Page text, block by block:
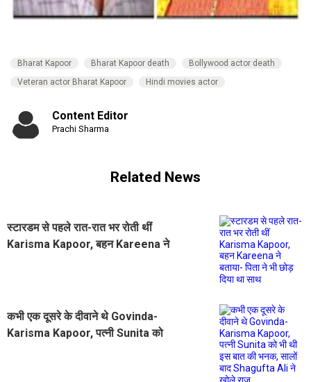
Bharat Kapoor Bharat Kapoor death
Bollywood actor death
Veteran actor Bharat Kapoor
Hindi movies actor
Content Editor
Prachi Sharma
Related News
स्टारडम से पहले रात-रात भर रोती थीं
Karisma Kapoor, बहन Kareena ने
कभी एक दूसरे के दीवाने थे Govinda-
Karisma Kapoor, पत्नी Sunita को